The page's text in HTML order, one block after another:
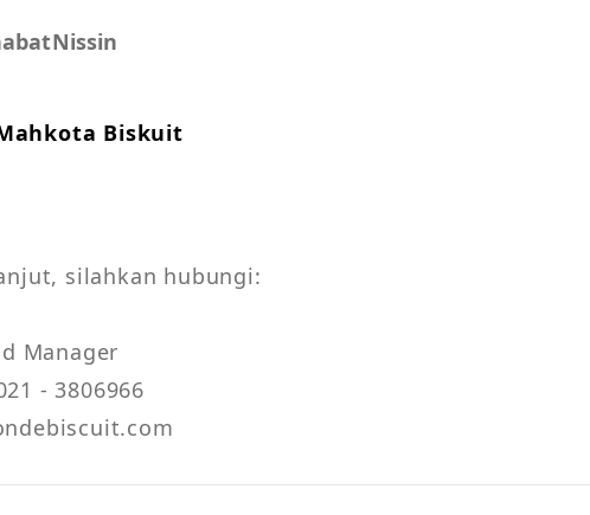
Biskuit
silahkan hubungi:
Manager
- 3806966